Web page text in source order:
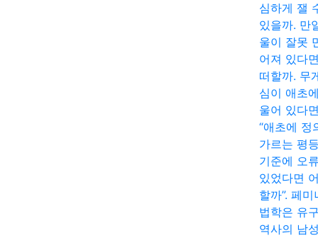
심하게 잴
있을까. 만
울이 잘못
어져 있다
떠할까. 무
심이 애초
울어 있다
“애초에 정
가르는 평
기준에 오
있었다면
할까”. 페미
법학은 유
역사의 남